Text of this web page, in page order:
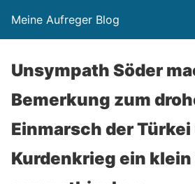
Meine Aufreger Blog
Unsympath Söder
Bemerkung zum
Einmarsch der Türkei
Kurdenkrieg ein